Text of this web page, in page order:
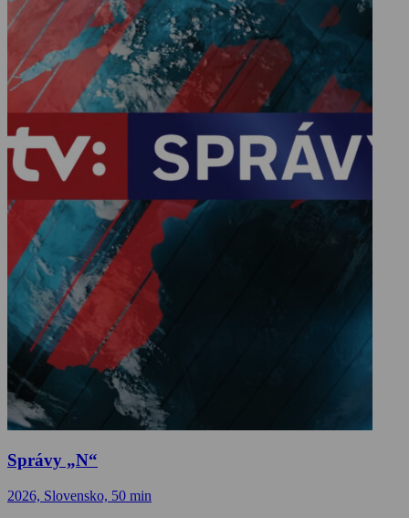
Správy „N“
2026, Slovensko, 50 min